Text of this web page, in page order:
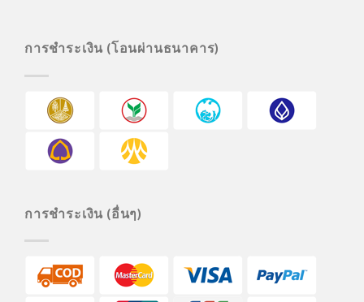
การชำระเงิน (โอนผ่านธนาคาร)
การชำระเงิน (อื่นๆ)